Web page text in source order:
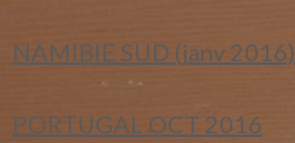
NAMIBIE SUD (janv 2016)
PORTUGAL OCT 2016